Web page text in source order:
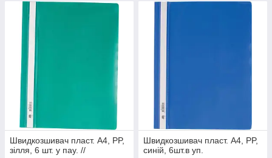
Швидкозшивач пласт. А4, PP,
зілля, 6 шт. у пау. //
Швидкозшивач пласт. А4, PP,
синій, 6шт.в уп.